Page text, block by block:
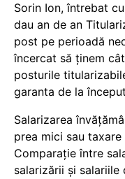
Sorin Ion, întrebat
dau an de an
post pe perioadă
încercat să ținem
posturile
garanta de la
Salarizarea
prea mici sau
Comparație între
salarizării și salariile